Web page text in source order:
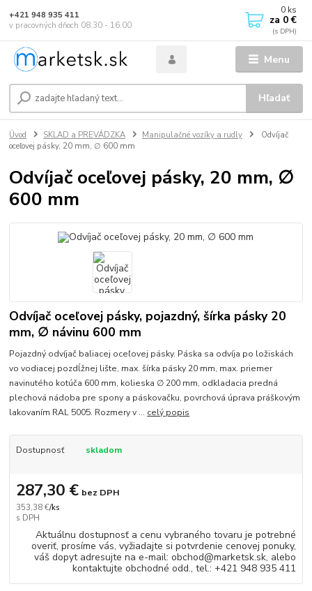
Menu
Hľadať
+421 948 935 411
v pracovných dňoch 08.30 - 16.00
0 ks
za 0 €
Úvod SKLAD a PREVÁDZKA Manipulačné vozíky a rudly
Odvíjač
oceľovej pásky, 20 mm, ∅ 600 mm
Odvíjač oceľovej pásky, 20 mm, ∅
600 mm
Odvíjač oceľovej pásky, pojazdný, šírka pásky 20
mm, ∅ návinu 600 mm
Pojazdný odvíjač baliacej oceľovej pásky. Páska sa odvíja po ložiskách
vo vodiacej pozdĺžnej lište, max. šírka pásky 20 mm, max. priemer
navinutého kotúča 600 mm, kolieska ∅ 200 mm, odkladacia predná
plechová nádoba pre spony a páskovačku, povrchová úprava práškovým
lakovaním RAL 5005. Rozmery v ... celý popis
Dostupnosť skladom
353,38 €/ks
287,30 € bez DPH
Aktuálnu dostupnosť a cenu vybraného tovaru je potrebné
overiť, prosíme vás, vyžiadajte si potvrdenie cenovej ponuky,
váš dopyt adresujte na e-mail: obchod@marketsk.sk, alebo
kontaktujte obchodné odd., tel.: +421 948 935 411